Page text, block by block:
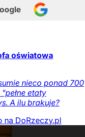
oświatowa
nieco ponad 700
etaty
A ilu brakuje?
na DoRzeczy.pl